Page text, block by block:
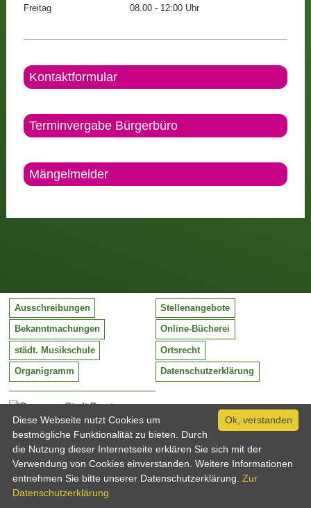
Freitag
08.00 - 12:00 Uhr
Kontaktformular
Terminvergabe Bürgerbüro
Mängelmelder
Stadt Barntrup
Mittelstraße 38
32683 Barntrup
Tel:
Email:
05263 / 409-0
info@barntrup.de
Ausschreibungen Stellenangebote
Bekanntmachungen Online-Bücherei
städt. Musikschule Ortsrecht
Organigramm Datenschutzerklärung
Ok, verstanden
Diese Webseite nutzt Cookies um
bestmögliche Funktionalität zu bieten. Durch
die Nutzung dieser Internetseite erklären Sie sich mit der
Verwendung von Cookies einverstanden. Weitere Informationen
entnehmen Sie bitte unserer Datenschutzerklärung. Zur
Datenschutzerklärung